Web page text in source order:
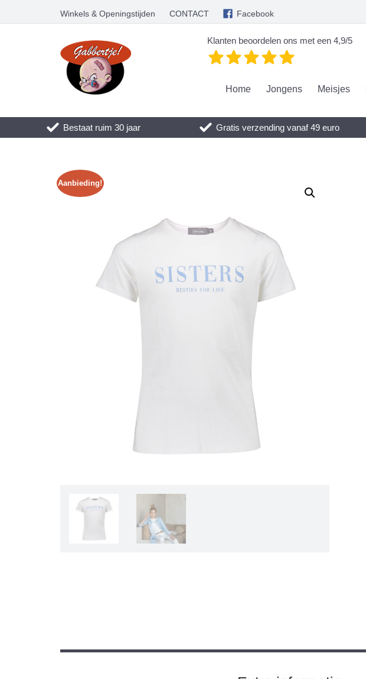
Winkels & Openingstijden CONTACT Facebook
Klanten beoordelen ons met een 4,9/5
Home Jongens Meisjes
Bestaat ruim 30 jaar Gratis verzending vanaf 49 euro
Aanbieding!